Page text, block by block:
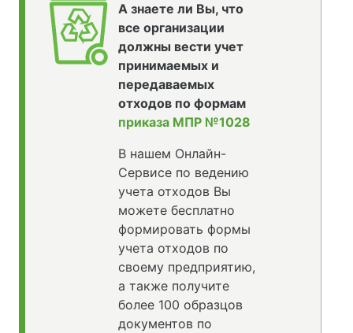
А знаете ли Вы, что
все организации
должны вести учет
принимаемых и
передаваемых
отходов по формам
приказа МПР №1028
В нашем Онлайн-
Сервисе по ведению
учета отходов Вы
можете бесплатно
формировать формы
учета отходов по
своему предприятию,
а также получите
более 100 образцов
документов по